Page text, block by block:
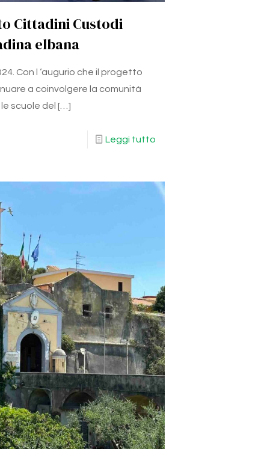
Cittadini Custodi
elbana
Con l ‘augurio che il progetto
a coinvolgere la comunità
scuole del […]
Leggi tutto